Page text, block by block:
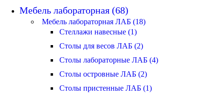
Мебель лабораторная (68)
Мебель лабораторная ЛАБ (18)
Стеллажи навесные (1)
Столы для весов ЛАБ (2)
Столы лабораторные ЛАБ (4)
Столы островные ЛАБ (2)
Столы пристенные ЛАБ (1)